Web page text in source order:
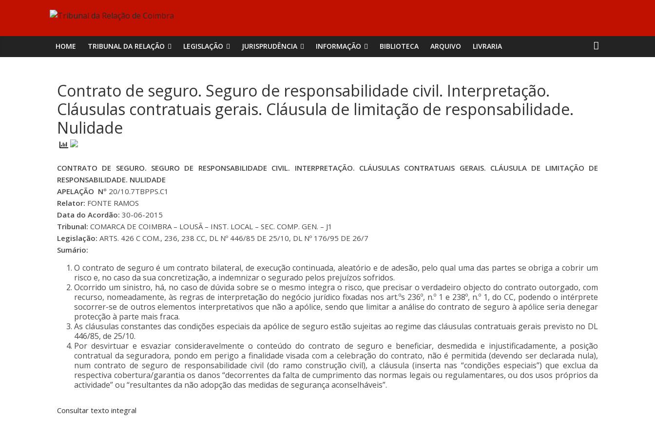
Tribunal
da
de
Coimbra
HOME TRIBUNAL DA RELAÇÃO LEGISLAÇÃO JURISPRUDÊNCIA INFORMAÇÃO BIBLIOTECA ARQUIVO LIVRARIA
Contrato de seguro. Seguro de responsabilidade civil. Interpretação.
Cláusulas contratuais gerais. Cláusula de limitação de responsabilidade.
Nulidade
CONTRATO DE SEGURO. SEGURO DE RESPONSABILIDADE CIVIL. INTERPRETAÇÃO. CLÁUSULAS CONTRATUAIS GERAIS. CLÁUSULA DE LIMITAÇÃO DE
RESPONSABILIDADE. NULIDADE
APELAÇÃO Nº 20/10.7TBPPS.C1
Relator: FONTE RAMOS
Data do Acordão: 30-06-2015
Tribunal: COMARCA DE COIMBRA – LOUSÃ – INST. LOCAL – SEC. COMP. GEN. – J1
Legislação: ARTS. 426 C COM., 236, 238 CC, DL Nº 446/85 DE 25/10, DL Nº 176/95 DE 26/7
Sumário:
O contrato de seguro é um contrato bilateral, de execução continuada, aleatório e de adesão, pelo qual uma das partes se obriga a cobrir um
risco e, no caso da sua concretização, a indemnizar o segurado pelos prejuízos sofridos.
Ocorrido um sinistro, há, no caso de dúvida sobre se o mesmo integra o risco, que precisar o verdadeiro objecto do contrato outorgado, com
recurso, nomeadamente, às regras de interpretação do negócio jurídico fixadas nos art.ºs 236º, n.º 1 e 238º, n.º 1, do CC, podendo o intérprete
socorrer-se de outros elementos interpretativos que não a apólice, sendo que limitar a análise do contrato de seguro à apólice seria denegar
protecção à parte mais fraca.
As cláusulas constantes das condições especiais da apólice de seguro estão sujeitas ao regime das cláusulas contratuais gerais previsto no DL
446/85, de 25/10.
Por desvirtuar e esvaziar consideravelmente o conteúdo do contrato de seguro e beneficiar, desmedida e injustificadamente, a posição
contratual da seguradora, pondo em perigo a finalidade visada com a celebração do contrato, não é permitida (devendo ser declarada nula),
num contrato de seguro de responsabilidade civil (do ramo construção civil), a cláusula (inserta nas “condições especiais”) que exclua da
respectiva cobertura/garantia os danos “decorrentes da falta de cumprimento das normas legais ou regulamentares, ou dos usos próprios da
actividade” ou “resultantes da não adopção das medidas de segurança aconselháveis”.
Consultar texto integral